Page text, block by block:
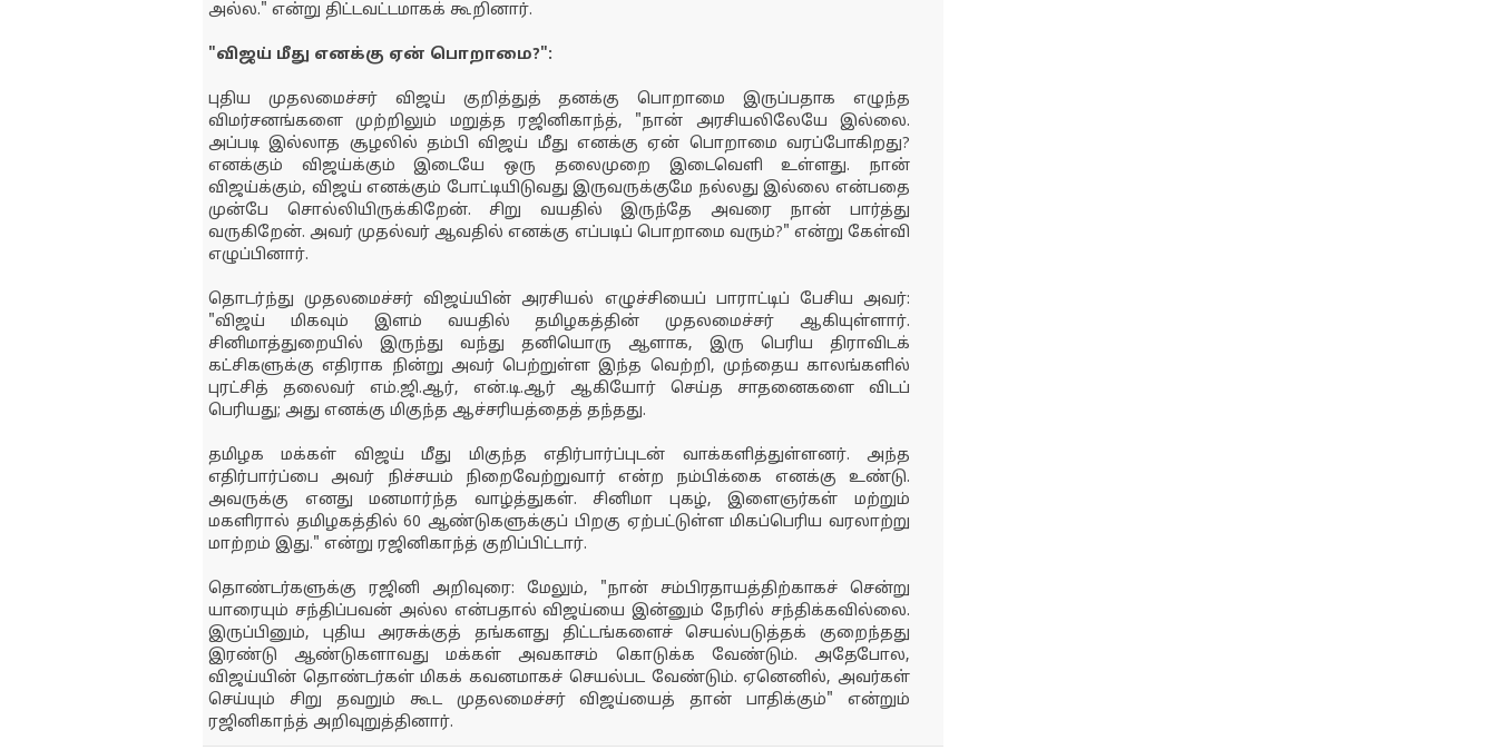
அல்ல." என்று திட்டவட்டமாகக் கூறினார்.
"விஜய் மீது எனக்கு ஏன் பொறாமை?":
புதிய முதலமைச்சர் விஜய் குறித்துத் தனக்கு பொறாமை இருப்பதாக எழுந்த
விமர்சனங்களை முற்றிலும் மறுத்த ரஜினிகாந்த், "நான் அரசியலிலேயே இல்லை.
அப்படி இல்லாத சூழலில் தம்பி விஜய் மீது எனக்கு ஏன் பொறாமை வரப்போகிறது?
எனக்கும் விஜய்க்கும் இடையே ஒரு தலைமுறை இடைவெளி உள்ளது. நான்
விஜய்க்கும், விஜய் எனக்கும் போட்டியிடுவது இருவருக்குமே நல்லது இல்லை என்பதை
முன்பே சொல்லியிருக்கிறேன். சிறு வயதில் இருந்தே அவரை நான் பார்த்து
வருகிறேன். அவர் முதல்வர் ஆவதில் எனக்கு எப்படிப் பொறாமை வரும்?" என்று கேள்வி
எழுப்பினார்.
தொடர்ந்து முதலமைச்சர் விஜய்யின் அரசியல் எழுச்சியைப் பாராட்டிப் பேசிய அவர்:
"விஜய் மிகவும் இளம் வயதில் தமிழகத்தின் முதலமைச்சர் ஆகியுள்ளார்.
சினிமாத்துறையில் இருந்து வந்து தனியொரு ஆளாக, இரு பெரிய திராவிடக்
கட்சிகளுக்கு எதிராக நின்று அவர் பெற்றுள்ள இந்த வெற்றி, முந்தைய காலங்களில்
புரட்சித் தலைவர் எம்.ஜி.ஆர், என்.டி.ஆர் ஆகியோர் செய்த சாதனைகளை விடப்
பெரியது; அது எனக்கு மிகுந்த ஆச்சரியத்தைத் தந்தது.
தமிழக மக்கள் விஜய் மீது மிகுந்த எதிர்பார்ப்புடன் வாக்களித்துள்ளனர். அந்த
எதிர்பார்ப்பை அவர் நிச்சயம் நிறைவேற்றுவார் என்ற நம்பிக்கை எனக்கு உண்டு.
அவருக்கு எனது மனமார்ந்த வாழ்த்துகள். சினிமா புகழ், இளைஞர்கள் மற்றும்
மகளிரால் தமிழகத்தில் 60 ஆண்டுகளுக்குப் பிறகு ஏற்பட்டுள்ள மிகப்பெரிய வரலாற்று
மாற்றம் இது." என்று ரஜினிகாந்த் குறிப்பிட்டார்.
தொண்டர்களுக்கு ரஜினி அறிவுரை: மேலும், "நான் சம்பிரதாயத்திற்காகச் சென்று
யாரையும் சந்திப்பவன் அல்ல என்பதால் விஜய்யை இன்னும் நேரில் சந்திக்கவில்லை.
இருப்பினும், புதிய அரசுக்குத் தங்களது திட்டங்களைச் செயல்படுத்தக் குறைந்தது
இரண்டு ஆண்டுகளாவது மக்கள் அவகாசம் கொடுக்க வேண்டும். அதேபோல,
விஜய்யின் தொண்டர்கள் மிகக் கவனமாகச் செயல்பட வேண்டும். ஏனெனில், அவர்கள்
செய்யும் சிறு தவறும் கூட முதலமைச்சர் விஜய்யைத் தான் பாதிக்கும்" என்றும்
ரஜினிகாந்த் அறிவுறுத்தினார்.